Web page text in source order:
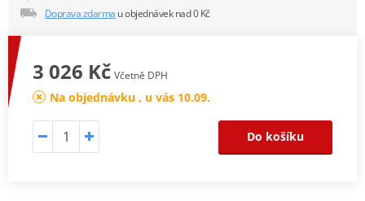
Doprava zdarma u objednávek nad 0 Kč
3 026 Kč Včetně DPH
Na objednávku , u vás 10.09.
Do košíku